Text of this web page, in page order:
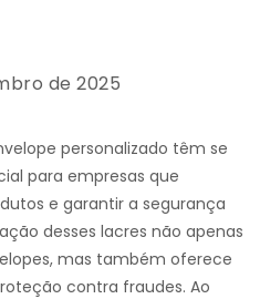
de 2025
personalizado têm se
para empresas que
e garantir a segurança
desses lacres não apenas
mas também oferece
contra fraudes. Ao